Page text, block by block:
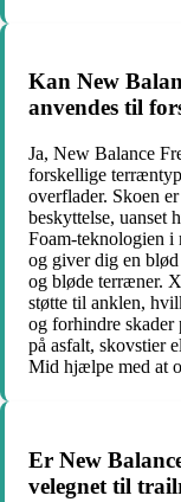
Kan New
anvendes til
Ja, New Balance
forskellige
overflader. Skoen
beskyttelse, uanset
Foam-teknologien i
og giver dig en blød
og bløde terræner.
støtte til anklen,
og forhindre
på asfalt, skovstier
Mid hjælpe med at
Er New
velegnet til